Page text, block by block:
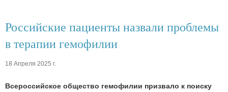
Российские пациенты назвали проблемы
в терапии гемофилии
18 Апреля 2025 г.
Всероссийское общество гемофилии призвало к поиску